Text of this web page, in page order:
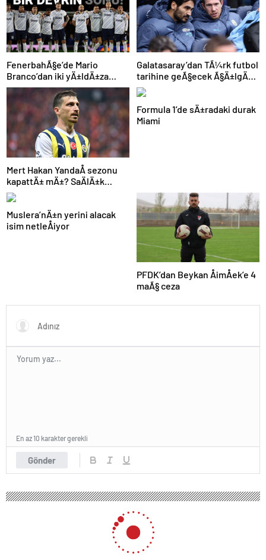
FenerbahÃ§e’de Mario
Branco’dan iki yÄ±ldÄ±za
veda mesajÄ±: “Gelecek
sezon yoksunuz”
Galatasaray’dan TÃ¼rk futbol
tarihine geÃ§ecek Ã§Ä±lgÄ±n
plan: Manchester City’den
Ã§ifte imza
Mert Hakan YandaÅ sezonu
kapattÄ± mÄ±? SaÄlÄ±k
durumu hakkÄ±nda
aÃ§Ä±klama
Formula 1’de sÄ±radaki durak
Miami
Muslera’nÄ±n yerini alacak
isim netleÅiyor
PFDK’dan Beykan ÅimÅek’e 4
maÃ§ ceza
Gönder
En az 10 karakter gerekli